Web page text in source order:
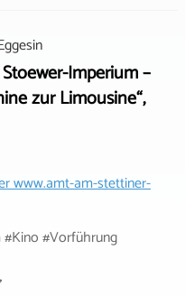
Imperium –
zur Limousine“,
www.amt-am-stettiner-
#Vorführung